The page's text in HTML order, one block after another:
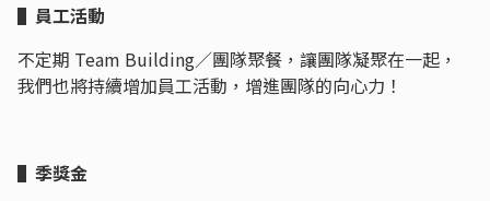
▌員工活動
不定期 Team Building／團隊聚餐，讓團隊凝聚在一起，
我們也將持續增加員工活動，增進團隊的向心力！
▌季獎金